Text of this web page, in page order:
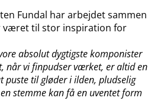
Fundal har arbejdet sammen
været til stor inspiration for
absolut dygtigste komponister
når vi finpudser værket, er altid en
puste til gløder i ilden, pludselig
stemme kan få en uventet form